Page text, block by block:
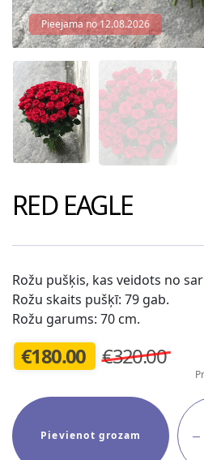
Pieejama no 12.08.2026
RED EAGLE
Rožu pušķis, kas veidots no
Rožu skaits pušķī: 79 gab.
Rožu garums: 70 cm.
€180.00 €320.00
Pievienot grozam